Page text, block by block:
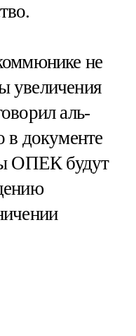
не
увеличения
аль-
в документе
ОПЕК будут